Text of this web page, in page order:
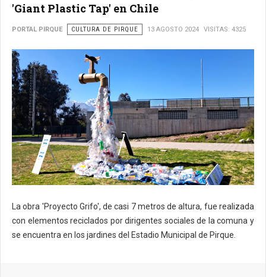
'Giant Plastic Tap' en Chile
PORTAL PIRQUE CULTURA DE PIRQUE 13 AGOSTO 2024 VISITAS: 4325
La obra 'Proyecto Grifo', de casi 7 metros de altura, fue realizada
con elementos reciclados por dirigentes sociales de la comuna y
se encuentra en los jardines del Estadio Municipal de Pirque.